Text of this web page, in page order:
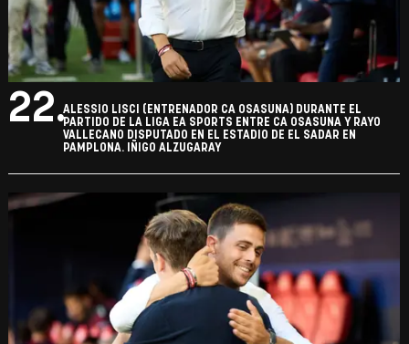
22.ALESSIO LISCI (ENTRENADOR CA OSASUNA) DURANTE EL
PARTIDO DE LA LIGA EA SPORTS ENTRE CA OSASUNA Y RAYO
VALLECANO DISPUTADO EN EL ESTADIO DE EL SADAR EN
PAMPLONA. IÑIGO ALZUGARAY